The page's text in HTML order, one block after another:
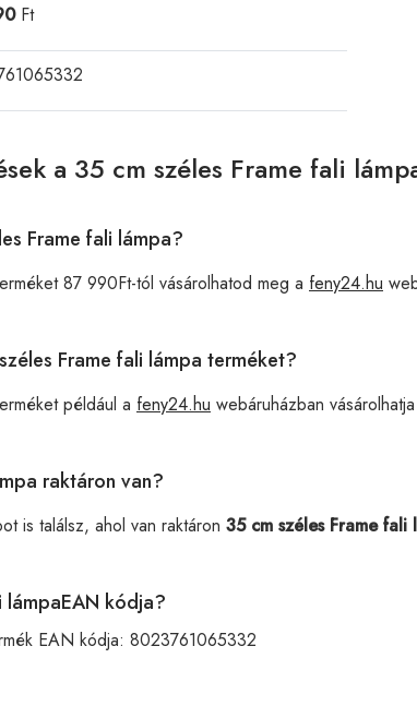
Ft
a 35 cm széles Frame fali
Frame fali lámpa?
87 990Ft-tól vásárolhatod meg a feny24.hu
Frame fali lámpa terméket?
például a feny24.hu webáruházban
raktáron van?
is találsz, ahol van raktáron 35 cm széles Frame fali
lámpaEAN kódja?
EAN kódja: 8023761065332